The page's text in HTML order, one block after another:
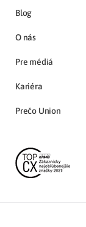
Blog
O nás
Pre médiá
Kariéra
Prečo Union